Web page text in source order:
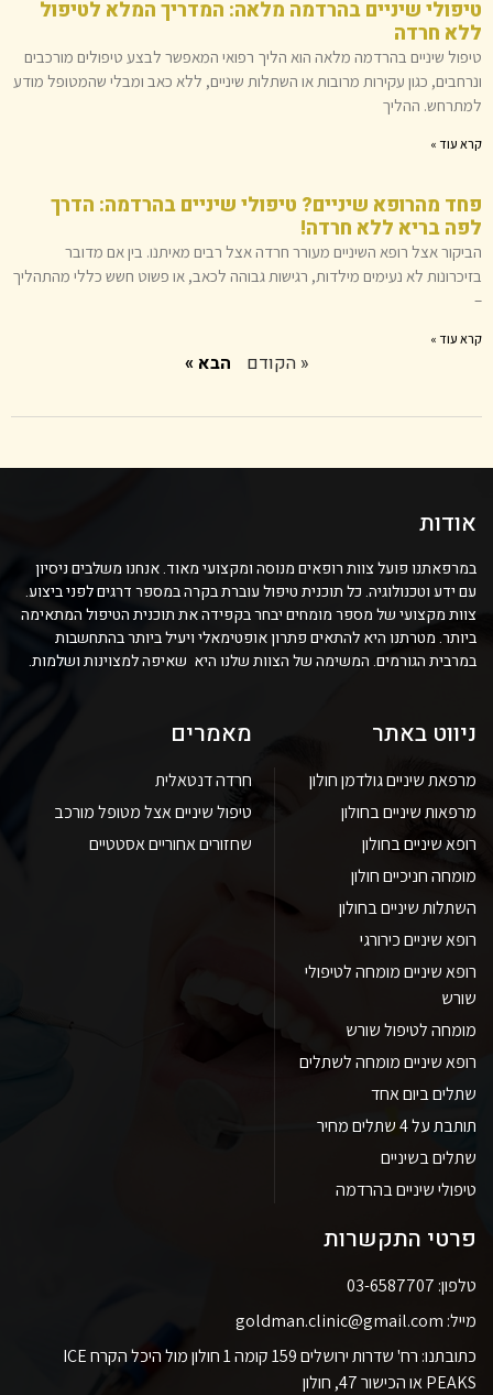
טיפולי שיניים בהרדמה מלאה: המדריך המלא לטיפול
ללא חרדה
טיפול שיניים בהרדמה מלאה הוא הליך רפואי המאפשר לבצע טיפולים מורכבים
ונרחבים, כגון עקירות מרובות או השתלות שיניים, ללא כאב ומבלי שהמטופל מודע
למתרחש. ההליך
קרא עוד »
פחד מהרופא שיניים? טיפולי שיניים בהרדמה: הדרך
לפה בריא ללא חרדה!
הביקור אצל רופא השיניים מעורר חרדה אצל רבים מאיתנו. בין אם מדובר
בזיכרונות לא נעימים מילדות, רגישות גבוהה לכאב, או פשוט חשש כללי מהתהליך
–
קרא עוד »
« הקודם הבא »
אודות
במרפאתנו פועל צוות רופאים מנוסה ומקצועי מאוד. אנחנו משלבים ניסיון
עם ידע וטכנולוגיה. כל תוכנית טיפול עוברת בקרה במספר דרגים לפני ביצוע.
צוות מקצועי של מספר מומחים יבחר בקפידה את תוכנית הטיפול המתאימה
ביותר. מטרתנו היא להתאים פתרון אופטימאלי ויעיל ביותר בהתחשבות
במרבית הגורמים. המשימה של הצוות שלנו היא שאיפה למצוינות ושלמות.
ניווט באתר
מרפאת שיניים גולדמן חולון
מרפאות שיניים בחולון
רופא שיניים בחולון
מומחה חניכיים חולון
השתלות שיניים בחולון
רופא שיניים כירורגי
רופא שיניים מומחה לטיפולי
שורש
מומחה לטיפול שורש
רופא שיניים מומחה לשתלים
שתלים ביום אחד
תותבת על 4 שתלים מחיר
שתלים בשיניים
טיפולי שיניים בהרדמה
מאמרים
חרדה דנטאלית
טיפול שיניים אצל מטופל מורכב
שחזורים אחוריים אסטטיים
פרטי התקשרות
טלפון: 03-6587707
מייל: goldman.clinic@gmail.com
כתובתנו: רח' שדרות ירושלים 159 קומה 1 חולון מול היכל הקרח ICE
PEAKS או הכישור 47, חולון